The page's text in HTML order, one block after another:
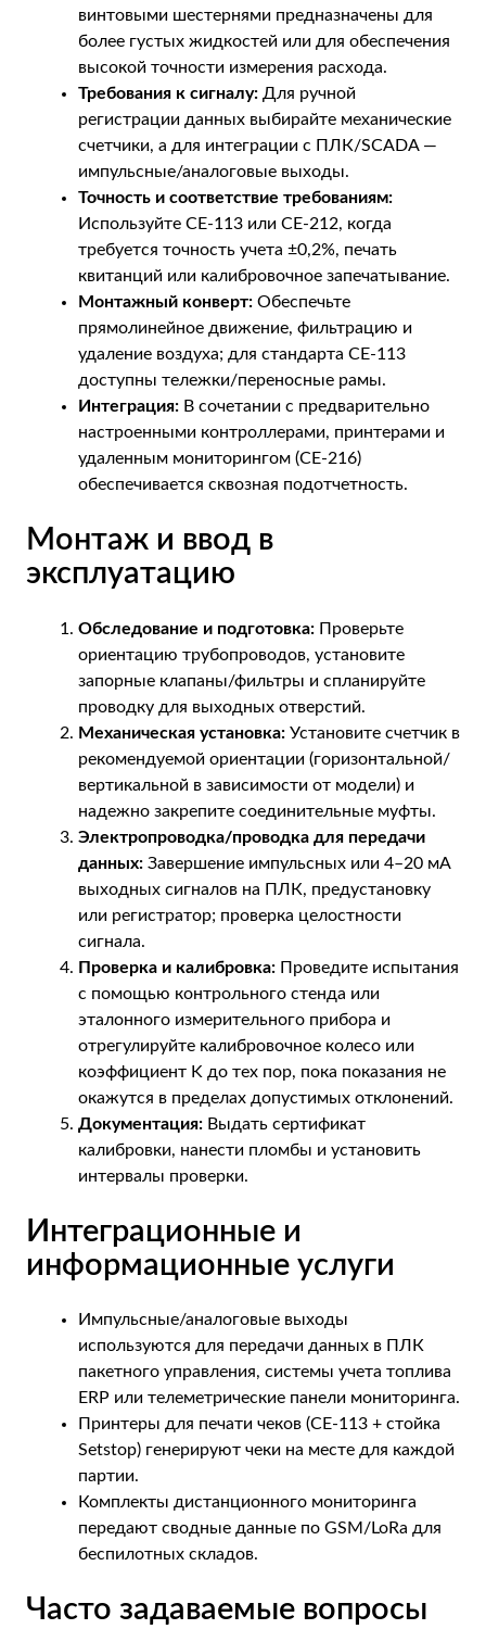
винтовыми шестернями предназначены для
более густых жидкостей или для обеспечения
высокой точности измерения расхода.
Требования к сигналу: Для ручной
регистрации данных выбирайте механические
счетчики, а для интеграции с ПЛК/SCADA —
импульсные/аналоговые выходы.
Точность и соответствие требованиям:
Используйте CE-113 или CE-212, когда
требуется точность учета ±0,2%, печать
квитанций или калибровочное запечатывание.
Монтажный конверт: Обеспечьте
прямолинейное движение, фильтрацию и
удаление воздуха; для стандарта CE-113
доступны тележки/переносные рамы.
Интеграция: В сочетании с предварительно
настроенными контроллерами, принтерами и
удаленным мониторингом (CE-216)
обеспечивается сквозная подотчетность.
Монтаж и ввод в
эксплуатацию
Обследование и подготовка: Проверьте
ориентацию трубопроводов, установите
запорные клапаны/фильтры и спланируйте
проводку для выходных отверстий.
Механическая установка: Установите счетчик в
рекомендуемой ориентации (горизонтальной/
вертикальной в зависимости от модели) и
надежно закрепите соединительные муфты.
Электропроводка/проводка для передачи
данных: Завершение импульсных или 4–20 мА
выходных сигналов на ПЛК, предустановку
или регистратор; проверка целостности
сигнала.
Проверка и калибровка: Проведите испытания
с помощью контрольного стенда или
эталонного измерительного прибора и
отрегулируйте калибровочное колесо или
коэффициент K до тех пор, пока показания не
окажутся в пределах допустимых отклонений.
Документация: Выдать сертификат
калибровки, нанести пломбы и установить
интервалы проверки.
Интеграционные и
информационные услуги
Импульсные/аналоговые выходы
используются для передачи данных в ПЛК
пакетного управления, системы учета топлива
ERP или телеметрические панели мониторинга.
Принтеры для печати чеков (CE-113 + стойка
Setstop) генерируют чеки на месте для каждой
партии.
Комплекты дистанционного мониторинга
передают сводные данные по GSM/LoRa для
беспилотных складов.
Часто задаваемые вопросы